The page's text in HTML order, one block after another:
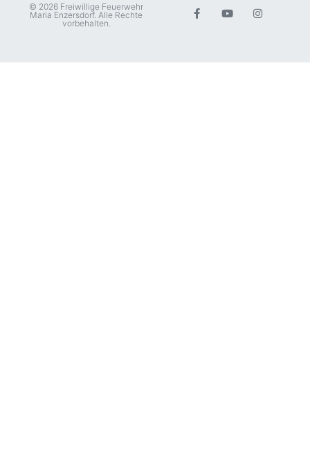
© 2026 Freiwillige Feuerwehr
Maria Enzersdorf. Alle Rechte
vorbehalten.